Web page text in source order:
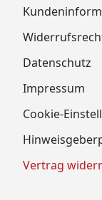
Datenschutz
Impressum
Cookie-
Vertrag